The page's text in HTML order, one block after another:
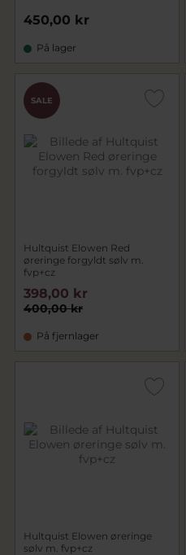
450,00 kr
På lager
SALE
Hultquist Elowen Red
øreringe forgyldt sølv m.
fvp+cz
400,00 kr
398,00 kr
På fjernlager
Hultquist Elowen øreringe
sølv m. fvp+cz